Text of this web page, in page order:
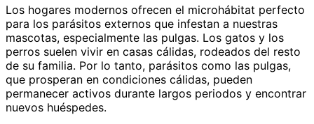
Los hogares modernos ofrecen el microhábitat perfecto
para los parásitos externos que infestan a nuestras
mascotas, especialmente las pulgas. Los gatos y los
perros suelen vivir en casas cálidas, rodeados del resto
de su familia. Por lo tanto, parásitos como las pulgas,
que prosperan en condiciones cálidas, pueden
permanecer activos durante largos periodos y encontrar
nuevos huéspedes.